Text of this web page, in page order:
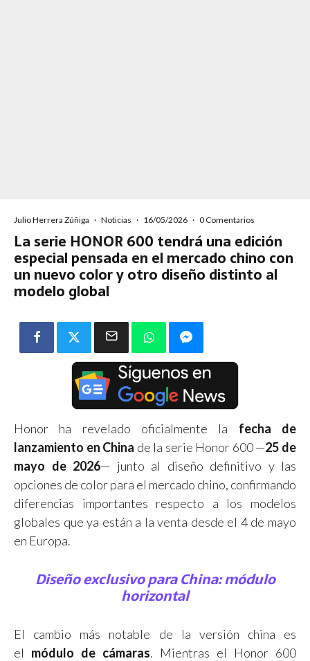
Julio Herrera Zúñiga · Noticias · 16/05/2026 · 0 Comentarios
La serie HONOR 600 tendrá una edición
especial pensada en el mercado chino con
un nuevo color y otro diseño distinto al
modelo global
Honor ha revelado oficialmente la fecha de
lanzamiento en China de la serie Honor 600 —25 de
mayo de 2026— junto al diseño definitivo y las
opciones de color para el mercado chino, confirmando
diferencias importantes respecto a los modelos
globales que ya están a la venta desde el 4 de mayo
en Europa.
Diseño exclusivo para China: módulo
horizontal
El cambio más notable de la versión china es
el módulo de cámaras. Mientras el Honor 600